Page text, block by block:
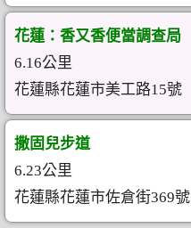
花蓮：香又香便當調查局
6.16公里
花蓮縣花蓮市美工路15號
撒固兒步道
6.23公里
花蓮縣花蓮市佐倉街369號